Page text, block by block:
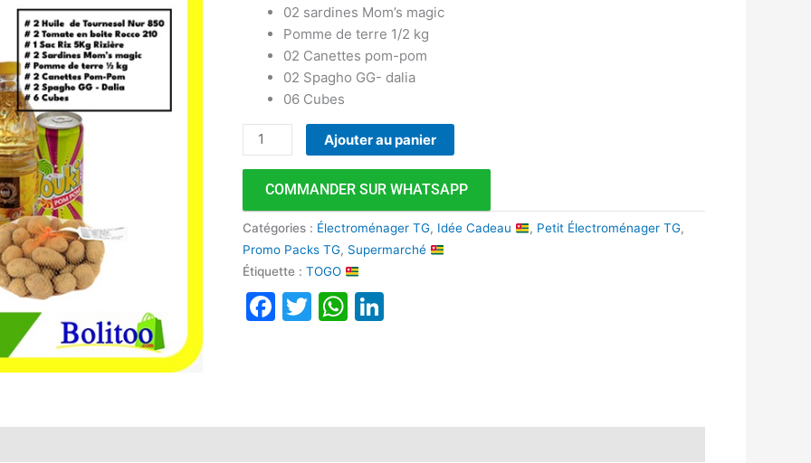
02 sardines Mom’s magic
Pomme de terre 1/2 kg
02 Canettes pom-pom
02 Spagho GG- dalia
06 Cubes
Ajouter au panier
COMMANDER SUR WHATSAPP
Catégories : Électroménager TG, Idée Cadeau , Petit Électroménager TG,
Promo Packs TG, Supermarché
Étiquette :TOGO
Facebook
TwitterWhatsApp